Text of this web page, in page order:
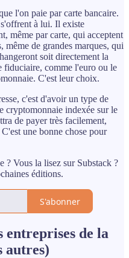
l'on paie par carte bancaire.
à lui. Il existe
même par carte, qui acceptent
même de grandes marques, qui
soit directement la
fiduciaire, comme l'euro ou le
C'est leur choix.
c'est d'avoir un type de
cryptomonnaie indexée sur le
de payer très facilement,
une bonne chose pour
? Vous la lisez sur Substack ?
éditions.
S'abonner
entreprises de la
autres)